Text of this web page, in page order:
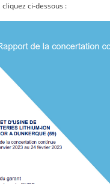
ci-dessous :